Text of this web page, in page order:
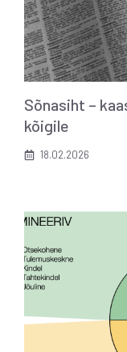
Sõnasiht –
kõigile
18.02.2026